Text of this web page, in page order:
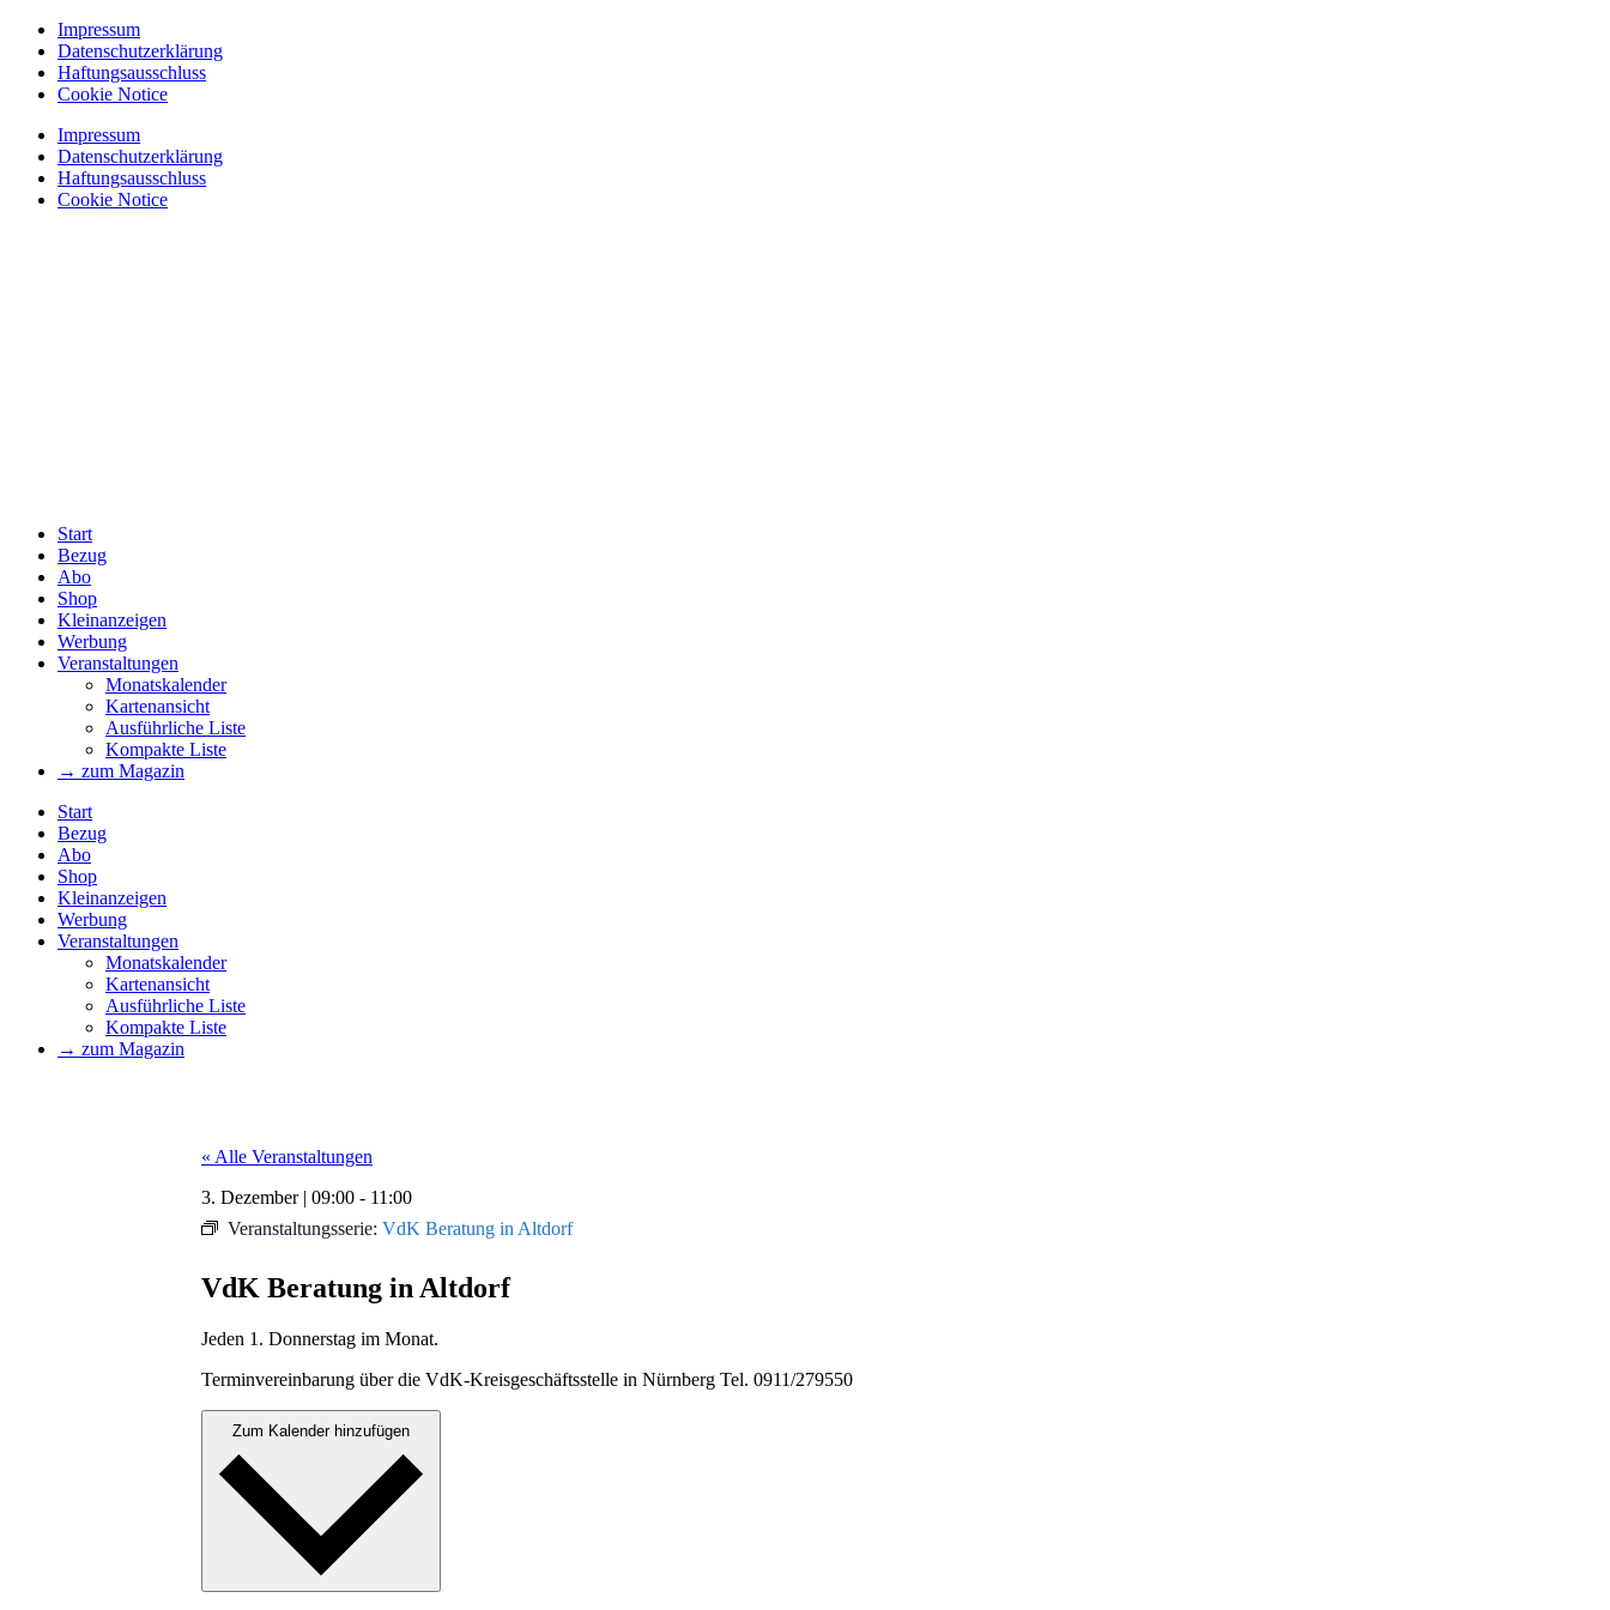
Zum
Inhalt
springen
Impressum
Datenschutzerklärung
Haftungsausschluss
Cookie Notice
Impressum
Datenschutzerklärung
Haftungsausschluss
Cookie Notice
Start
Bezug
Abo
Shop
Kleinanzeigen
Werbung
Veranstaltungen
Monatskalender
Kartenansicht
Ausführliche Liste
Kompakte Liste
→ zum Magazin
Start
Bezug
Abo
Shop
Kleinanzeigen
Werbung
Veranstaltungen
Monatskalender
Kartenansicht
Ausführliche Liste
Kompakte Liste
→ zum Magazin
« Alle Veranstaltungen
3. Dezember | 09:00 - 11:00
Veranstaltungsserie: VdK Beratung in Altdorf
VdK Beratung in Altdorf
Jeden 1. Don­ner­stag im Monat.
Ter­min­vere­in­barung über die VdK-Kreis­geschäftsstelle in Nürn­berg Tel. 0911/279550